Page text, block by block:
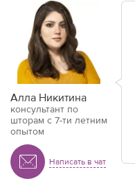
Алла Никитина
консультант по
шторам с 7-ти летним
опытом
Написать в чат